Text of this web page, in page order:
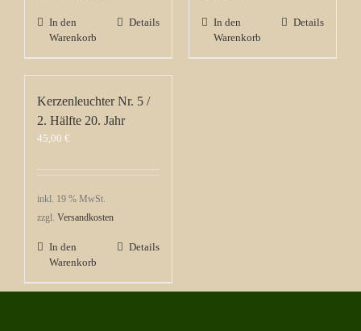
In den
Warenkorb
Details
In den
Warenkorb
Details
Kerzenleuchter Nr. 5 /
2. Hälfte 20. Jahr
45,00 €
inkl. 19 % MwSt.
zzgl. Versandkosten
In den
Warenkorb
Details